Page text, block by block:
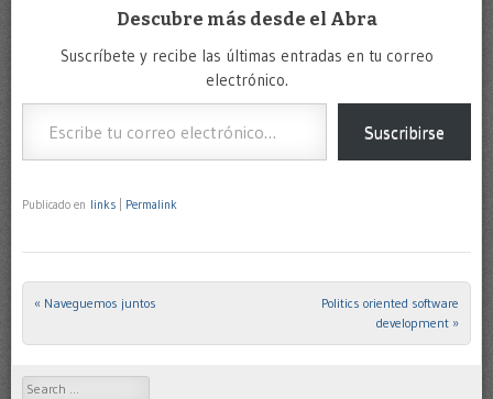
Descubre más desde el Abra
Suscríbete y recibe las últimas entradas en tu correo
electrónico.
Escribe tu correo electrónico…
Suscribirse
Publicado en links Permalink
Post navigation
« Naveguemos juntos
Politics oriented software
development »
Search